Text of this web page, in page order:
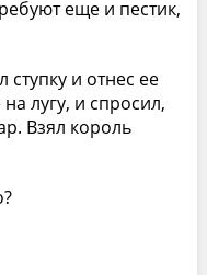
еще и пестик,
и отнес ее
лугу, и спросил,
Взял король